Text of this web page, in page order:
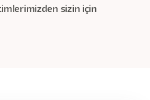
sizin için